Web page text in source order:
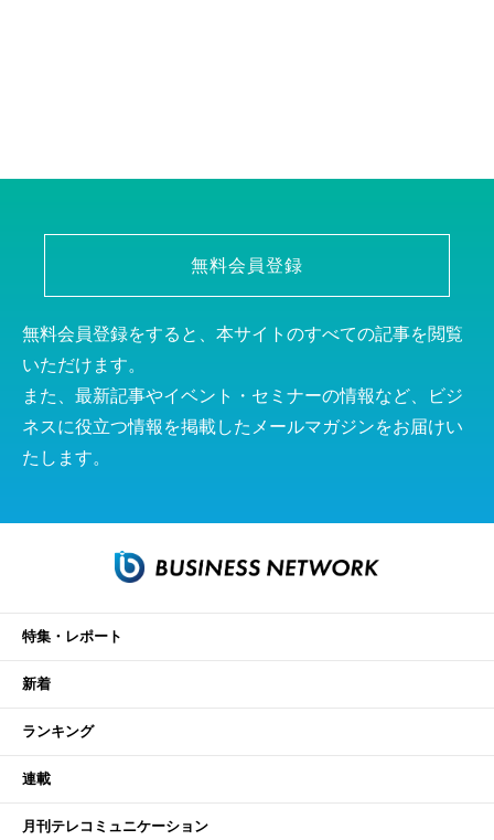
無料会員登録
無料会員登録をすると、本サイトのすべての記事を閲覧
いただけます。
また、最新記事やイベント・セミナーの情報など、ビジ
ネスに役立つ情報を掲載したメールマガジンをお届けい
たします。
特集・レポート
新着
ランキング
連載
月刊テレコミュニケーション